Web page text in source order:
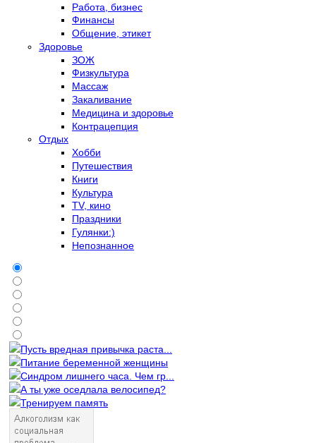
Работа, бизнес
Финансы
Общение, этикет
Здоровье
ЗОЖ
Физкультура
Массаж
Закаливание
Медицина и здоровье
Контрацепция
Отдых
Хобби
Путешествия
Книги
Культура
TV, кино
Праздники
Гулянки:)
Непознанное
Пусть вредная привычка раста...
Питание беременной женщины
Синдром лишнего часа. Чем гр...
А ты уже оседлала велосипед?
Тренируем память